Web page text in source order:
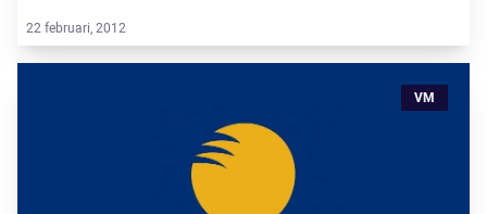
22 februari, 2012
VM